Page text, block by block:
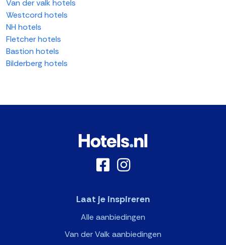
Van der valk hotels
Westcord hotels
NH hotels
Fletcher hotels
Bastion hotels
Bilderberg hotels
Laat je inspireren
Alle aanbiedingen
Van der Valk aanbiedingen